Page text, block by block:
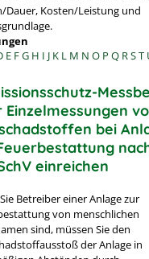
Dauer, Kosten/Leistung und
E FG H I J K L M N O P Q RST
Einzelmessungen
bei
einreichen
Betreiber einer Anlage zur
von menschlichen
sind, müssen Sie den
der Anlage in